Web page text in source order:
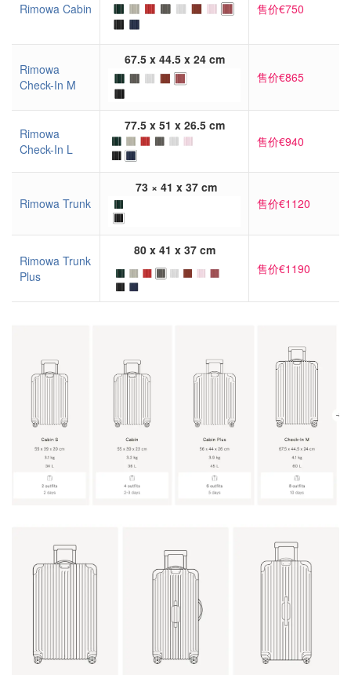
Rimowa Cabin
售价€750
Rimowa
Check-In M
67.5 x 44.5 x 24 cm
售价€865
Rimowa
Check-In L
77.5 x 51 x 26.5 cm
售价€940
Rimowa Trunk
73 × 41 x 37 cm
售价€1120
Rimowa Trunk
Plus
80 x 41 x 37 cm
售价€1190